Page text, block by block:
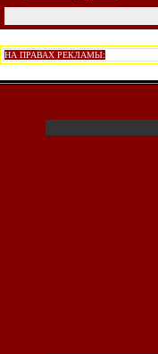
НА ПРАВАХ РЕКЛАМЫ: